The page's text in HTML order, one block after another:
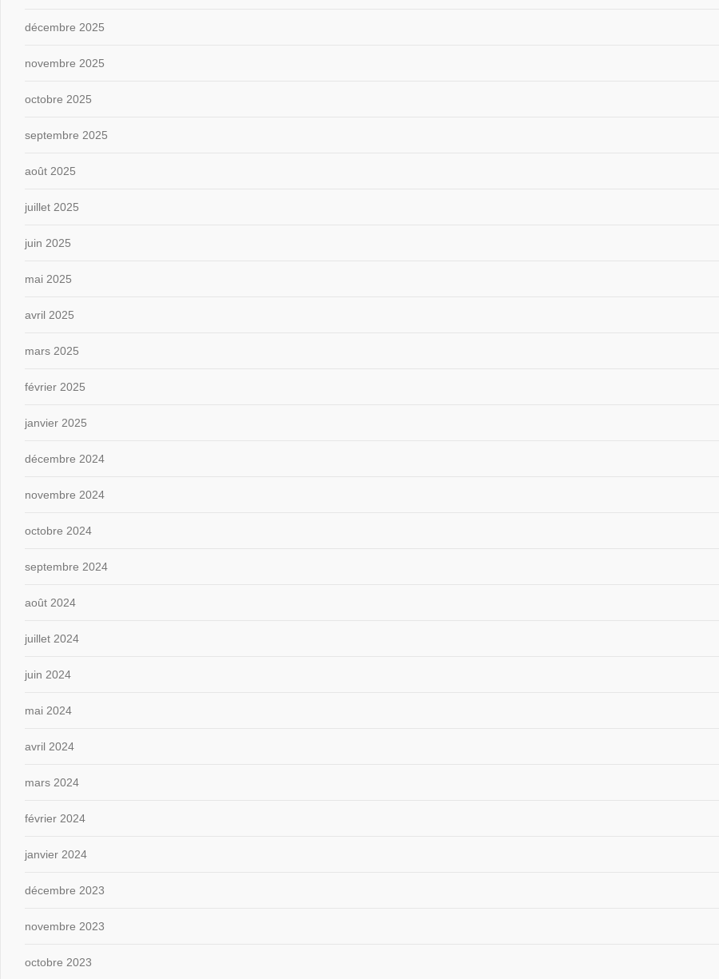
décembre 2025
novembre 2025
octobre 2025
septembre 2025
août 2025
juillet 2025
juin 2025
mai 2025
avril 2025
mars 2025
février 2025
janvier 2025
décembre 2024
novembre 2024
octobre 2024
septembre 2024
août 2024
juillet 2024
juin 2024
mai 2024
avril 2024
mars 2024
février 2024
janvier 2024
décembre 2023
novembre 2023
octobre 2023